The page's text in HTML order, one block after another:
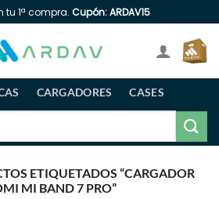
tu 1ª compra. Cupón: ARDAV15
CARGADORES
CASES
ETIQUETADOS “CARGADOR
MI BAND 7 PRO”